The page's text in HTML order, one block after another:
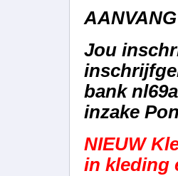
Jou
bank
inzake
NIEUW
in kleding